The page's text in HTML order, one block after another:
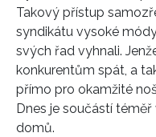
Takový přístup
syndikátu vysoké
svých řad vyhnali.
konkurentům spát, a
přímo pro okamžité
Dnes je součástí
domů.